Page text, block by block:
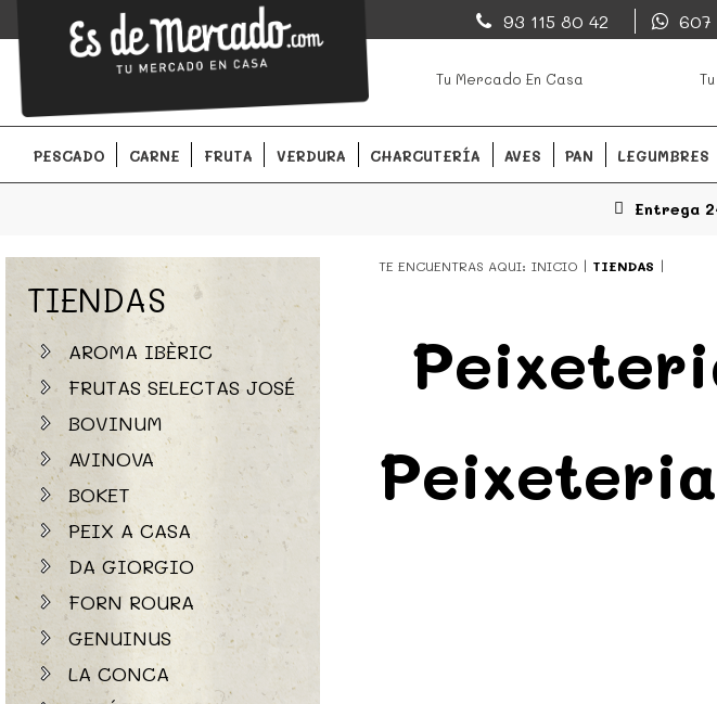
EsDeMercado.com
EsDeMercado.comte lleva a casa los mejores productos de los mejores mercados de
Barcelona y de productores locales.
93 115 80 42 607
Tu Mercado En Casa
PESCADO CARNE FRUTA VERDURA CHARCUTERÍA AVES PAN LEGUMBRES
Entrega
TE ENCUENTRAS AQUI: INICIO TIENDAS
TIENDAS
AROMA IBÈRIC
FRUTAS SELECTAS JOSÉ
BOVINUM
AVINOVA
BOKET
PEIX A CASA
DA GIORGIO
FORN ROURA
GENUINUS
LA CONCA